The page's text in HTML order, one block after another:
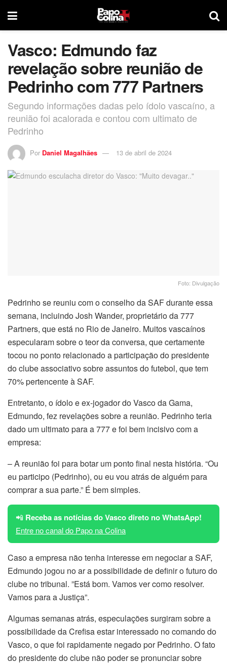
Vasco: Edmundo faz
revelação sobre reunião de
Pedrinho com 777 Partners
Segundo informações dadas pelo ídolo vascaíno, a
reunião foi acalorada e contou com ultimato de
Pedrinho
Por Daniel Magalhães 13 de abril de 2024
Foto: Divulgação
Pedrinho se reuniu com o conselho da SAF durante essa
semana, incluindo Josh Wander, proprietário da 777
Partners, que está no Rio de Janeiro. Muitos vascaínos
especularam sobre o teor da conversa, que certamente
tocou no ponto relacionado a participação do presidente
do clube associativo sobre assuntos do futebol, que tem
70% pertencente à SAF.
Entretanto, o ídolo e ex-jogador do Vasco da Gama,
Edmundo, fez revelações sobre a reunião. Pedrinho teria
dado um ultimato para a 777 e foi bem incisivo com a
empresa:
– A reunião foi para botar um ponto final nesta história. “Ou
eu participo (Pedrinho), ou eu vou atrás de alguém para
comprar a sua parte.” É bem simples.
📲 Receba as notícias do Vasco direto no WhatsApp!
Entre no canal do Papo na Colina
Caso a empresa não tenha interesse em negociar a SAF,
Edmundo jogou no ar a possibilidade de definir o futuro do
clube no tribunal. ”Está bom. Vamos ver como resolver.
Vamos para a Justiça”.
Algumas semanas atrás, especulações surgiram sobre a
possibilidade da Crefisa estar interessado no comando do
Vasco, o que foi rapidamente negado por Pedrinho. O fato
do presidente do clube não poder se pronunciar sobre